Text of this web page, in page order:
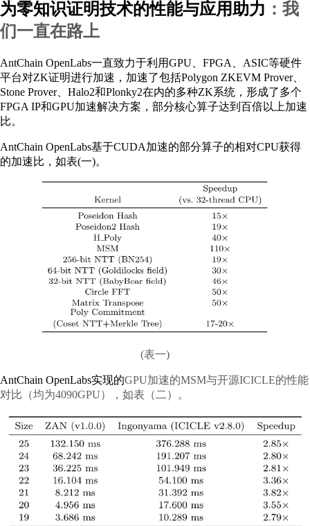
为零知识证明技术的性能与应用助力 ：我
们一直在路上
AntChain OpenLabs一直致力于利用GPU、FPGA、ASIC等硬件
平台对ZK证明进行加速，加速了包括Polygon ZKEVM Prover、
Stone Prover、Halo2和Plonky2在内的多种ZK系统，形成了多个
FPGA IP和GPU加速解决方案，部分核心算子达到百倍以上加速
比。
AntChain OpenLabs基于CUDA加速的部分算子的相对CPU获得
的加速比，如表(一)。
(表一)
AntChain OpenLabs实现的GPU加速的MSM与开源ICICLE的性能
对比（均为4090GPU），如表（二）。